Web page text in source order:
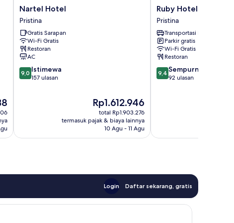
Nartel
Hotel
Pristina
Nartel Hotel
Pristina
Gratis Sarapan
Wi-Fi Gratis
Restoran
AC
9.0
dari
9,0 Istimewa
157 ulasan
Harga
sekarang
Rp1.612.946
Rp1.612.946
total Rp1.903.276
termasuk pajak & biaya lainnya
10 Agu - 11 Agu
Ruby
Hotel
Pristina
Pristina
Ruby Hotel Pristina
Pristina
Transportasi bandara
Parkir gratis
Wi-Fi Gratis
Restoran
9.4
dari
9,4 Sempurna
92 ulasan
Login Daftar sekarang, gratis